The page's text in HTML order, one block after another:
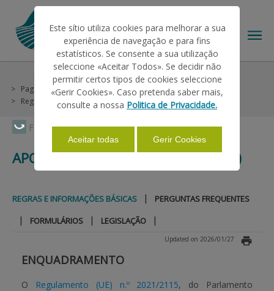
Faça Swipe para ver o menu
HELP/SUPPORT
INFORMATIONS
PAYMENTS
Help/Support
Helps on Unique Request
Pagamentos Diretos
Apoio ao Rendimento Base (ARB)
Regras e Informações Básicas
APOIO AO RENDIMENTO BASE (ARB)
REGRAS E INFORMAÇÕES BÁSICAS | PERGUNTAS FREQUENTES
| FORMULÁRIOS | LEGISLAÇÃO |
Updated on 2026/01/27
ENQUADRAMENTO
O Regulamento (UE) n.º 2021/2115, do Parlamento
Este sítio utiliza cookies para melhorar a sua
experiência de navegação e para fins
estatísticos. Se consente a sua utilização
seleccione «Aceitar Todos». Se decidir não
permitir certos tipos de cookies seleccione
«Gerir Cookies». Caso pretenda saber mais,
consulte a nossa Politica de Privacidade.
Aceitar todas Gerir Cookies